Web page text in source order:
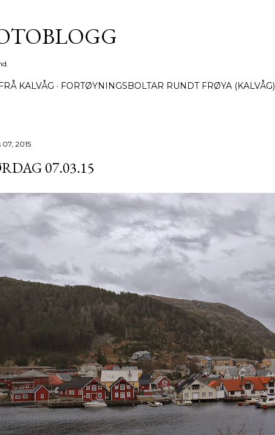
KALVÅG FORTØYNINGSBOLTAR RUNDT FRØYA (KALVÅG)
2015
07.03.15